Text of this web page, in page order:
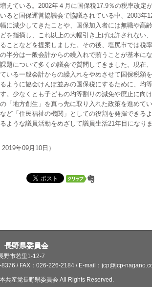
えている。2002年４月に国保税17.9％の税率改定
ると国保運営協議会で協議されている中、2003年
に減少してきたことや、国保加入者には無職や高
を指摘し、これ以上の大幅引き上げは許されない
ことなどを提案しました。その後、塩尻市では税
半分は一般会計からの繰入れで賄うことが基本に
題について多くの議会で質問してきました。現在
いる一般会計からの繰入れをやめさせて国保税額
ように協会けんぽ並みの国保税にするために、均
。少なくとも子どもの均等割りの減免や廃止に向
「地方創生」を真っ先に取り入れた政策を進めて
ど「住民福祉の機関」としての役割を発揮できる
ような議員活動をめざして議員生活21年目になり
2019年09月10日）
長野県委員会
市若里1-12-7
/ FAX：026-226-2184 / E-mail：jcp@jcp-
共産党長野県委員会 All Rights Reserved.